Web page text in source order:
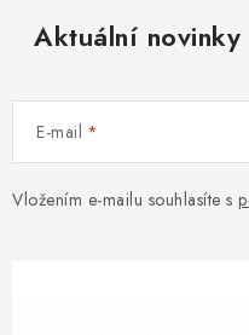
Aktuální
E-mail
Vložením e-mailu souhlasíte s